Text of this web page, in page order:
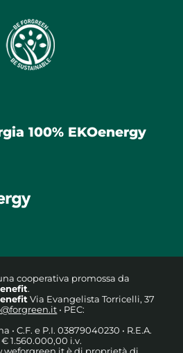
100% EKOenergy
cooperativa promossa da
.
Via Evangelista Torricelli, 37
• PEC:
C.F. e P.I. 03879040230 • R.E.A.
1.560.000,00 i.v.